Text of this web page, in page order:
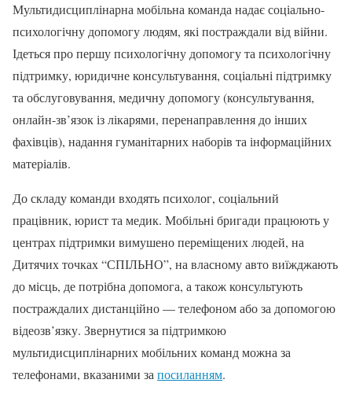
Мультидисциплінарна мобільна команда надає соціально-
психологічну допомогу людям, які постраждали від війни.
Ідеться про першу психологічну допомогу та психологічну
підтримку, юридичне консультування, соціальні підтримку
та обслуговування, медичну допомогу (консультування,
онлайн-зв’язок із лікарями, перенаправлення до інших
фахівців), надання гуманітарних наборів та інформаційних
матеріалів.
До складу команди входять психолог, соціальний
працівник, юрист та медик. Мобільні бригади працюють у
центрах підтримки вимушено переміщених людей, на
Дитячих точках “СПІЛЬНО”, на власному авто виїжджають
до місць, де потрібна допомога, а також консультують
постраждалих дистанційно — телефоном або за допомогою
відеозв’язку. Звернутися за підтримкою
мультидисциплінарних мобільних команд можна за
телефонами, вказаними запосиланням.